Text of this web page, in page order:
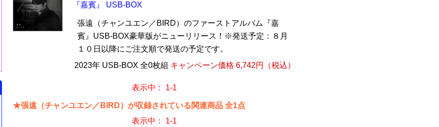
『嘉賓』 USB-BOX
張遠（チャンユエン／BIRD）のファーストアルバム『嘉
賓』USB-BOX豪華版がニューリリース！※発送予定：８月
１０日以降にご注文順で発送の予定です。
2023年 USB-BOX 全0枚組 キャンペーン価格 6,742円（税込）
表示中： 1-1
★張遠（チャンユエン／BIRD）が収録されている関連商品 全1点
表示中： 1-1